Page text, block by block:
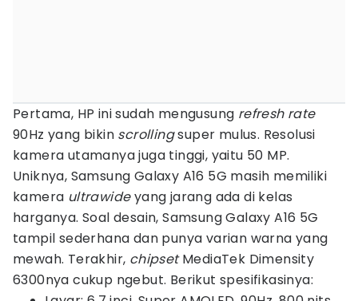
Pertama, HP ini sudah mengusung refresh rate
90Hz yang bikin scrollingsuper mulus. Resolusi
kamera utamanya juga tinggi, yaitu 50 MP.
Uniknya, Samsung Galaxy A16 5G masih memiliki
kamera ultrawideyang jarang ada di kelas
harganya. Soal desain, Samsung Galaxy A16 5G
tampil sederhana dan punya varian warna yang
mewah. Terakhir, chipsetMediaTek Dimensity
6300nya cukup ngebut. Berikut spesifikasinya: